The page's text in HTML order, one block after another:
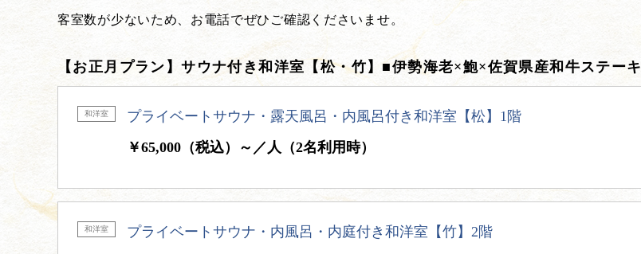
客室数が少ないため、お電話でぜひご確認くださいませ。
【お正月プラン】サウナ付き和洋室【松・竹】■伊勢海老×鮑×佐賀県産和牛ステーキ
和洋室
プライベートサウナ・露天風呂・内風呂付き和洋室【松】1階
￥65,000（税込）～／人（2名利用時）
和洋室
プライベートサウナ・内風呂・内庭付き和洋室【竹】2階